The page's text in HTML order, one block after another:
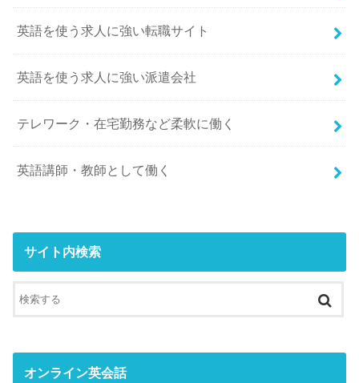
英語を使う求人に強い転職サイト
英語を使う求人に強い派遣会社
テレワーク・在宅勤務など柔軟に働く
英語講師・教師として働く
サイト内検索
オンライン英会話